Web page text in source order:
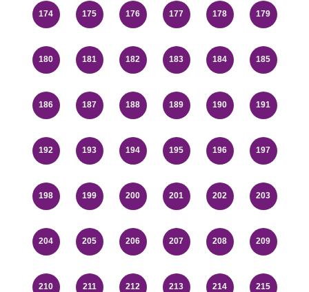
174 175 176 177 178 179
180 181 182 183 184 185
186 187 188 189 190 191
192 193 194 195 196 197
198 199 200 201 202 203
204 205 206 207 208 209
210 211 212 213 214 215